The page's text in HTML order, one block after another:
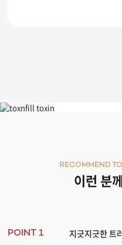
이런 분
RECOMMEND
POINT 1 지긋지긋한 트